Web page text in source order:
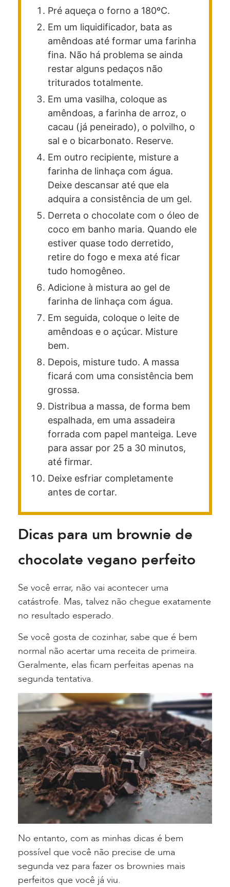
Pré aqueça o forno a 180ºC.
Em um liquidificador, bata as
amêndoas até formar uma farinha
fina. Não há problema se ainda
restar alguns pedaços não
triturados totalmente.
Em uma vasilha, coloque as
amêndoas, a farinha de arroz, o
cacau (já peneirado), o polvilho, o
sal e o bicarbonato. Reserve.
Em outro recipiente, misture a
farinha de linhaça com água.
Deixe descansar até que ela
adquira a consistência de um gel.
Derreta o chocolate com o óleo de
coco em banho maria. Quando ele
estiver quase todo derretido,
retire do fogo e mexa até ficar
tudo homogêneo.
Adicione à mistura ao gel de
farinha de linhaça com água.
Em seguida, coloque o leite de
amêndoas e o açúcar. Misture
bem.
Depois, misture tudo. A massa
ficará com uma consistência bem
grossa.
Distribua a massa, de forma bem
espalhada, em uma assadeira
forrada com papel manteiga. Leve
para assar por 25 a 30 minutos,
até firmar.
Deixe esfriar completamente
antes de cortar.
Dicas para um brownie de
chocolate vegano perfeito
Se você errar, não vai acontecer uma
catástrofe. Mas, talvez não chegue exatamente
no resultado esperado.
Se você gosta de cozinhar, sabe que é bem
normal não acertar uma receita de primeira.
Geralmente, elas ficam perfeitas apenas na
segunda tentativa.
No entanto, com as minhas dicas é bem
possível que você não precise de uma
segunda vez para fazer os brownies mais
perfeitos que você já viu.